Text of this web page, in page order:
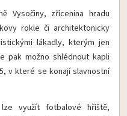
Vysočiny, zřícenina hradu
rokle či architektonicky
lákadly, kterým jen
pak možno shlédnout kapli
v které se konají slavnostní
využít fotbalové hřiště,